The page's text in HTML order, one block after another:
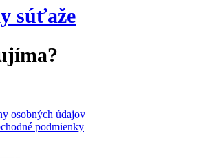
súťaže
osobných údajov
podmienky